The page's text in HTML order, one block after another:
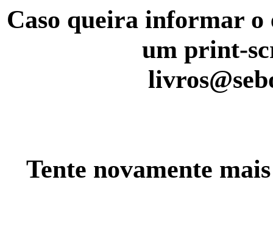
Caso queira informar
um print-
Tente novamente